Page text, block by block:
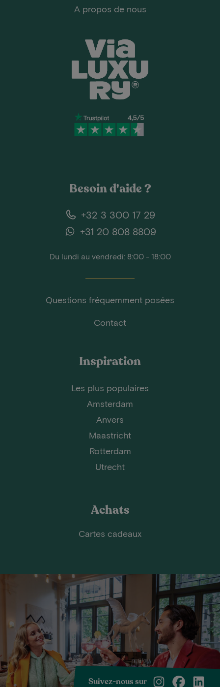
A propos de nous
Besoin d'aide ?
+32 3 300 17 29
+31 20 808 8809
Du lundi au vendredi: 8:00 - 18:00
Questions fréquemment posées
Contact
Inspiration
Les plus populaires
Amsterdam
Anvers
Maastricht
Rotterdam
Utrecht
Achats
Cartes cadeaux
Suivez-nous sur